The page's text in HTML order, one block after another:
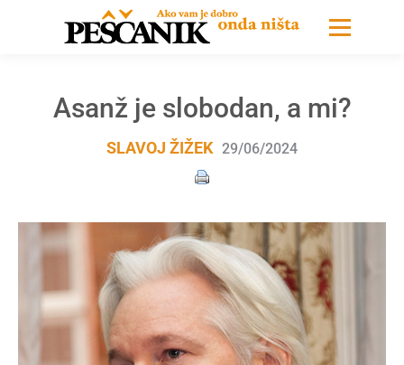
Asanž je slobodan, a mi?
SLAVOJ ŽIŽEK 29/06/2024